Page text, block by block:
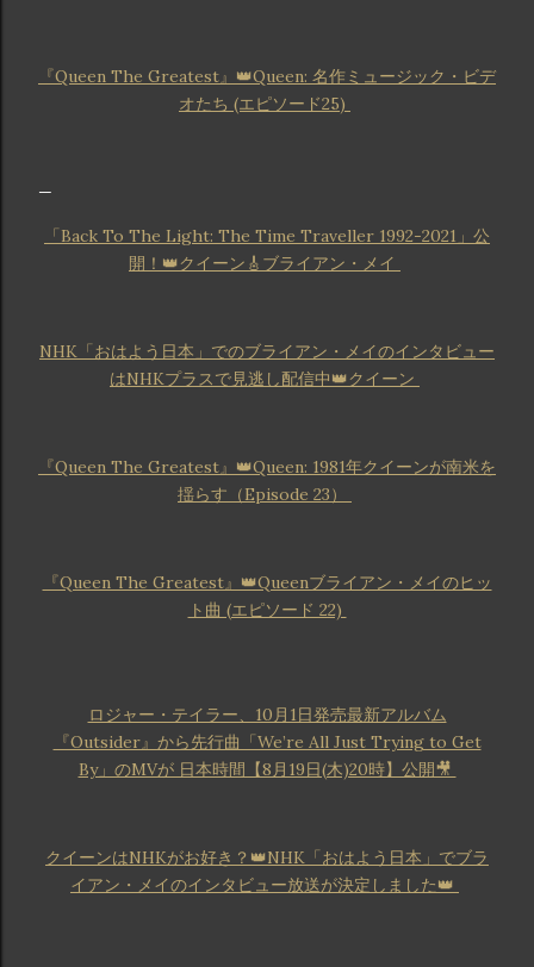
『Queen The Greatest』👑Queen: 名作ミュージック・ビデ
オたち (エピソード25)
「Back To The Light: The Time Traveller 1992-2021」公
開！👑クイーン🎸ブライアン・メイ
NHK「おはよう日本」でのブライアン・メイのインタビュー
はNHKプラスで見逃し配信中👑クイーン
『Queen The Greatest』👑Queen: 1981年クイーンが南米を
揺らす（Episode 23）
『Queen The Greatest』👑Queenブライアン・メイのヒッ
ト曲 (エピソード 22)
ロジャー・テイラー、10月1日発売最新アルバム
『Outsider』から先行曲「We’re All Just Trying to Get
By」のMVが 日本時間【8月19日(木)20時】公開🎥
クイーンはNHKがお好き？👑NHK「おはよう日本」でブラ
イアン・メイのインタビュー放送が決定しました👑